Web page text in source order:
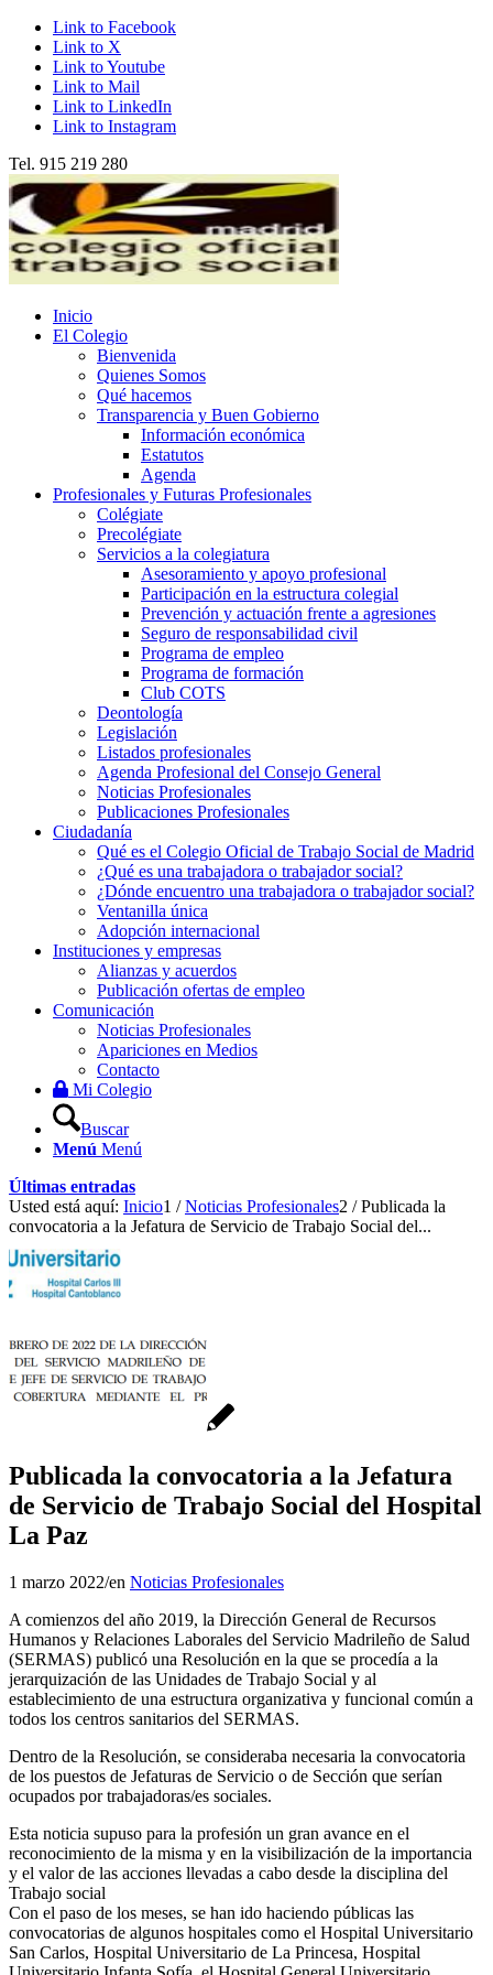
Link to Facebook
Link to X
Link to Youtube
Link to Mail
Link to LinkedIn
Link to Instagram
Tel. 915 219 280
Inicio
El Colegio
Bienvenida
Quienes Somos
Qué hacemos
Transparencia y Buen Gobierno
Información económica
Estatutos
Agenda
Profesionales y Futuras Profesionales
Colégiate
Precolégiate
Servicios a la colegiatura
Asesoramiento y apoyo profesional
Participación en la estructura colegial
Prevención y actuación frente a agresiones
Seguro de responsabilidad civil
Programa de empleo
Programa de formación
Club COTS
Deontología
Legislación
Listados profesionales
Agenda Profesional del Consejo General
Noticias Profesionales
Publicaciones Profesionales
Ciudadanía
Qué es el Colegio Oficial de Trabajo Social de Madrid
¿Qué es una trabajadora o trabajador social?
¿Dónde encuentro una trabajadora o trabajador social?
Ventanilla única
Adopción internacional
Instituciones y empresas
Alianzas y acuerdos
Publicación ofertas de empleo
Comunicación
Noticias Profesionales
Apariciones en Medios
Contacto
Mi Colegio
Buscar
Menú Menú
Últimas entradas
Usted está aquí: Inicio1 / Noticias Profesionales2 / Publicada la
convocatoria a la Jefatura de Servicio de Trabajo Social del...
Publicada la convocatoria a la Jefatura
de Servicio de Trabajo Social del Hospital
La Paz
1 marzo 2022/en Noticias Profesionales
A comienzos del año 2019, la Dirección General de Recursos
Humanos y Relaciones Laborales del Servicio Madrileño de Salud
(SERMAS) publicó una Resolución en la que se procedía a la
jerarquización de las Unidades de Trabajo Social y al
establecimiento de una estructura organizativa y funcional común a
todos los centros sanitarios del SERMAS.
Dentro de la Resolución, se consideraba necesaria la convocatoria
de los puestos de Jefaturas de Servicio o de Sección que serían
ocupados por trabajadoras/es sociales.
Esta noticia supuso para la profesión un gran avance en el
reconocimiento de la misma y en la visibilización de la importancia
y el valor de las acciones llevadas a cabo desde la disciplina del
Trabajo social
Con el paso de los meses, se han ido haciendo públicas las
convocatorias de algunos hospitales como el Hospital Universitario
San Carlos, Hospital Universitario de La Princesa, Hospital